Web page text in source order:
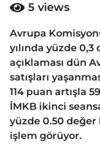
4
ı
l
a
g
o
5 views
Avrupa
yılında yüzde
açıklaması dün
satışları
114 puan artışla
İMKB ikinci
yüzde 0.50 değer
işlem görüyor.